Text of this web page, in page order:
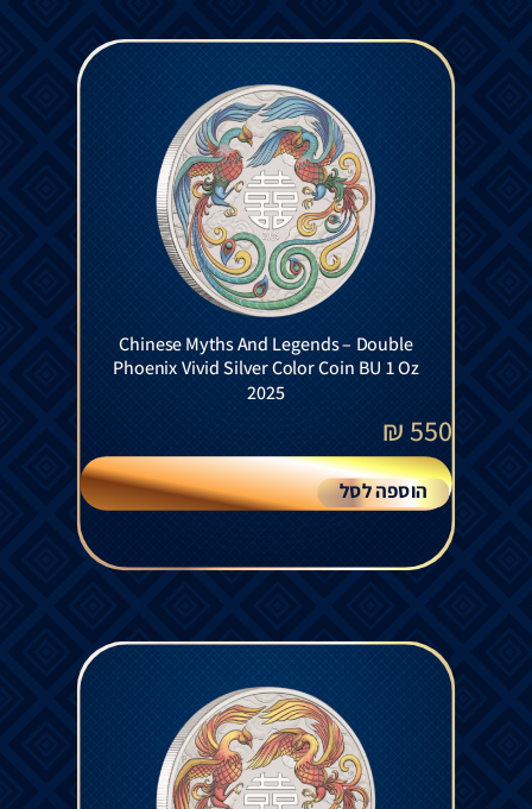
Chinese Myths And Legends – Double
Phoenix Vivid Silver Color Coin BU 1 Oz
2025
550
₪
הוספה לסל